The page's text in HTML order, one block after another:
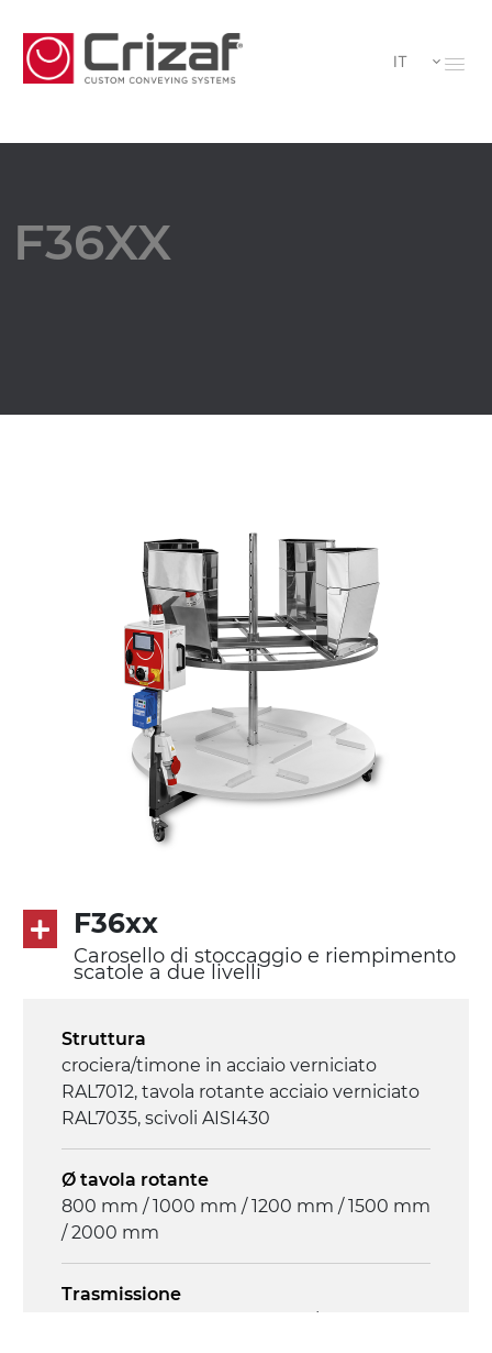
IT
F36XX
F36xx
Carosello di stoccaggio e riempimento
scatole a due livelli
Struttura
crociera/timone in acciaio verniciato
RAL7012, tavola rotante acciaio verniciato
RAL7035, scivoli AISI430
Ø tavola rotante
800 mm / 1000 mm / 1200 mm / 1500 mm
/ 2000 mm
Trasmissione